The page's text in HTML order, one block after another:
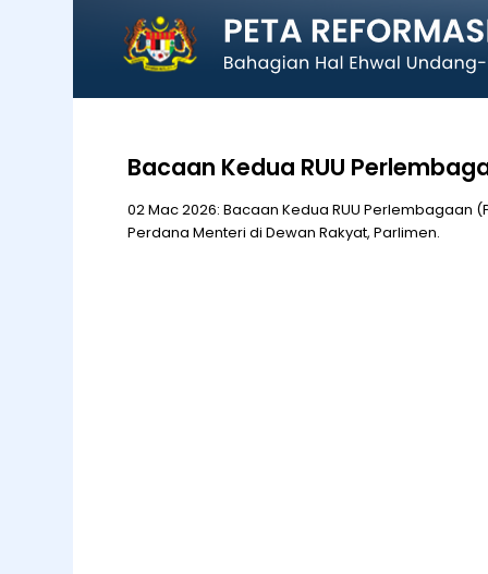
Bacaan Kedua RUU
02 Mac 2026: Bacaan Kedua RUU
Perdana Menteri di Dewan Rakyat, Parlimen.